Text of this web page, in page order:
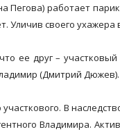
Пегова) работает
своего ухажера
ее друг –
(Дмитрий Дюжев).
В
Владимира.